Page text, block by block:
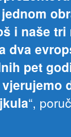
i naše tri
dva
pet
“,